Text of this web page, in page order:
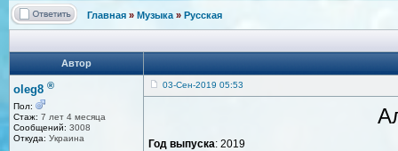
Главная » Музыка » Русская
Автор
oleg8 ®
Пол:
Стаж: 7 лет 4 месяца
Сообщений: 3008
Откуда: Украина
03-Сен-2019 05:53
Год выпуска: 2019